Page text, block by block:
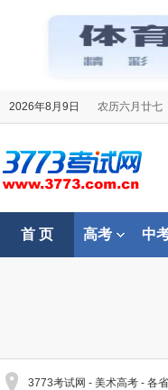
2026年8月9日 农历六月廿七
首 页 高考 中
3773考试网 - 美术高考 - 各